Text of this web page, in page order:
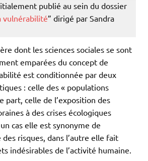
publié au sein du dossier
vulnérabilité” dirigé par Sandra
dont les sciences sociales se sont
emparées du concept de
est conditionnée par deux
: celle des « populations
part, celle de l’exposition des
à des crises écologiques
cas elle est synonyme de
risques, dans l’autre elle fait
indésirables de l’activité humaine.